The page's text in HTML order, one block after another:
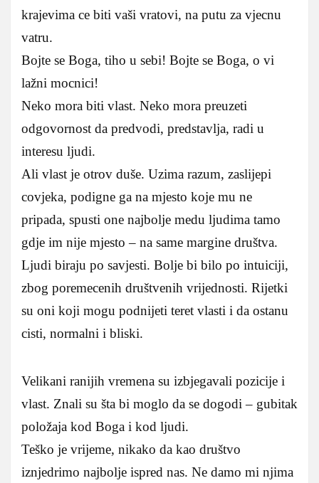
krajevima ce biti vaši vratovi, na putu za vjecnu
vatru.
Bojte se Boga, tiho u sebi! Bojte se Boga, o vi
lažni mocnici!
Neko mora biti vlast. Neko mora preuzeti
odgovornost da predvodi, predstavlja, radi u
interesu ljudi.
Ali vlast je otrov duše. Uzima razum, zaslijepi
covjeka, podigne ga na mjesto koje mu ne
pripada, spusti one najbolje medu ljudima tamo
gdje im nije mjesto – na same margine društva.
Ljudi biraju po savjesti. Bolje bi bilo po intuiciji,
zbog poremecenih društvenih vrijednosti. Rijetki
su oni koji mogu podnijeti teret vlasti i da ostanu
cisti, normalni i bliski.
Velikani ranijih vremena su izbjegavali pozicije i
vlast. Znali su šta bi moglo da se dogodi – gubitak
položaja kod Boga i kod ljudi.
Teško je vrijeme, nikako da kao društvo
iznjedrimo najbolje ispred nas. Ne damo mi njima